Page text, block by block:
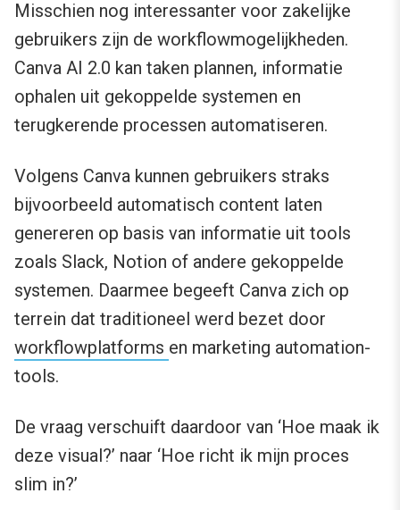
Misschien nog interessanter voor zakelijke
gebruikers zijn de workflowmogelijkheden.
Canva AI 2.0 kan taken plannen, informatie
ophalen uit gekoppelde systemen en
terugkerende processen automatiseren.
Volgens Canva kunnen gebruikers straks
bijvoorbeeld automatisch content laten
genereren op basis van informatie uit tools
zoals Slack, Notion of andere gekoppelde
systemen. Daarmee begeeft Canva zich op
terrein dat traditioneel werd bezet door
workflowplatforms en marketing automation-
tools.
De vraag verschuift daardoor van ‘Hoe maak ik
deze visual?’ naar ‘Hoe richt ik mijn proces
slim in?’